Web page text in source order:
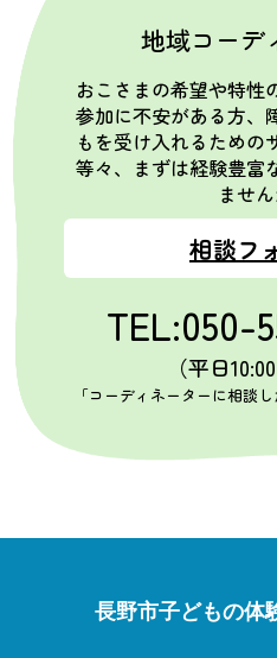
地域コーデ
おこさまの希望や特性
参加に不安がある方、
もを受け入れるための
等々、まずは経験豊富
ません
相談フ
TEL:050-
（平日
「コーディネーターに相談
長野市子どもの体